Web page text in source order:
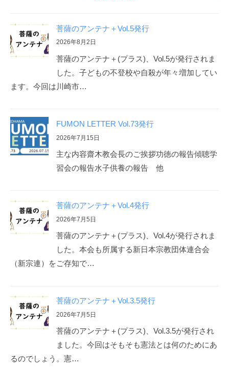
菩薩のアンテナ＋Vol.5発行
2026年8月2日
菩薩のアンテナ＋(プラス)、Vol.5が発行されま
した。子どもの不登校や自殺が年々増加してい
ます。今回は川崎市…
FUMON LETTER Vol.73発行
2026年7月15日
主な内容齋木教会長のご挨拶功徳の報告傾聴学
習会の報告水子供養の報告 他
菩薩のアンテナ＋Vol.4発行
2026年7月5日
菩薩のアンテナ＋(プラス)、Vol.4が発行されま
した。本会も所属する新日本宗教団体連合会
（新宗連）をご存知で…
菩薩のアンテナ＋Vol.3.5発行
2026年7月5日
菩薩のアンテナ＋(プラス)、Vol.3.5が発行され
ました。今回はそもそも憲法とは何のためにあ
るのでしょう。憲…